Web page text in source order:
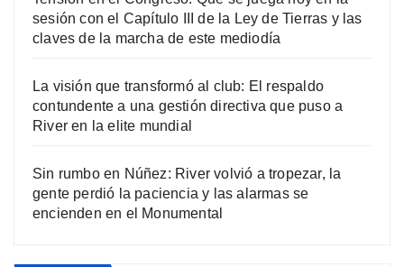
sesión con el Capítulo III de la Ley de Tierras y las
claves de la marcha de este mediodía
La visión que transformó al club: El respaldo
contundente a una gestión directiva que puso a
River en la elite mundial
Sin rumbo en Núñez: River volvió a tropezar, la
gente perdió la paciencia y las alarmas se
encienden en el Monumental